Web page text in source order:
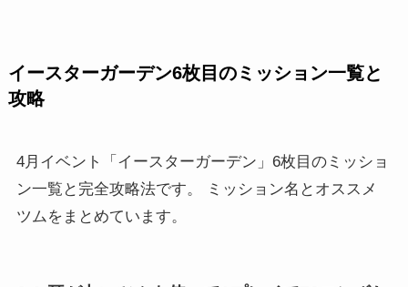
イースターガーデン6枚目のミッション一覧と
攻略
4月イベント「イースターガーデン」6枚目のミッショ
ン一覧と完全攻略法です。 ミッション名とオススメ
ツムをまとめています。